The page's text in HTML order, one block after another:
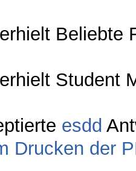
Beliebte
Student
esdd
Drucken der